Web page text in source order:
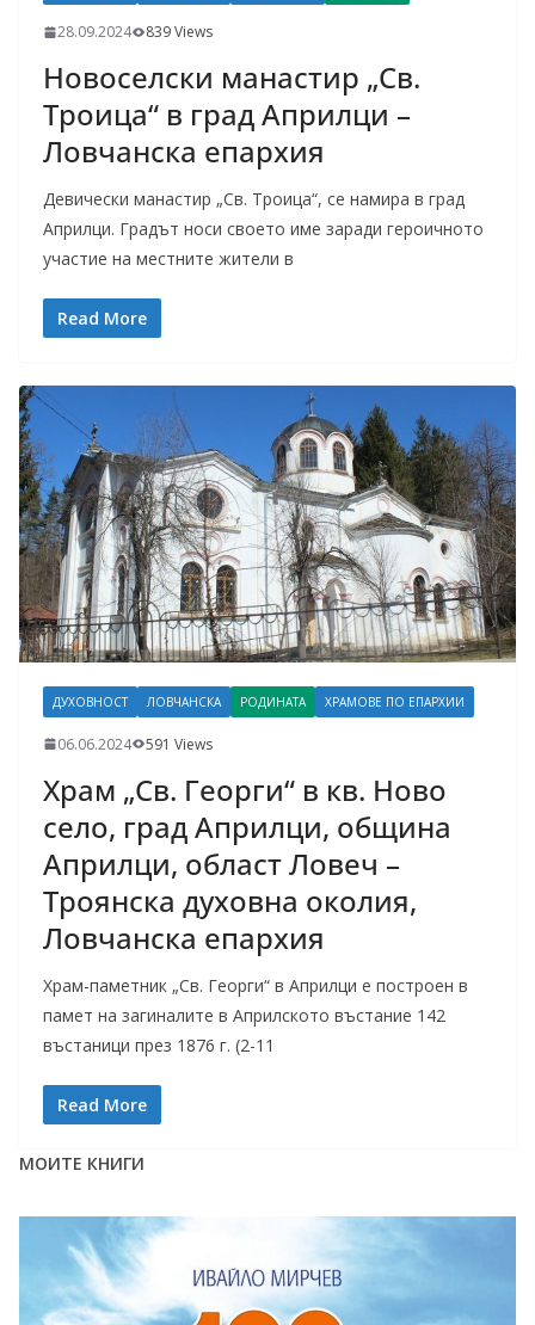
28.09.2024 839 Views
Новоселски манастир „Св.
Троица“ в град Априлци –
Ловчанска епархия
Девически манастир „Св. Троица“, се намира в град
Априлци. Градът носи своето име заради героичното
участие на местните жители в
Read More
ДУХОВНОСТ ЛОВЧАНСКА РОДИНАТА ХРАМОВЕ ПО ЕПАРХИИ
06.06.2024 591 Views
Храм „Св. Георги“ в кв. Ново
село, град Априлци, община
Априлци, област Ловеч –
Троянска духовна околия,
Ловчанска епархия
Храм-паметник „Св. Георги“ в Априлци е построен в
памет на загиналите в Априлското въстание 142
въстаници през 1876 г. (2-11
Read More
МОИТЕ КНИГИ